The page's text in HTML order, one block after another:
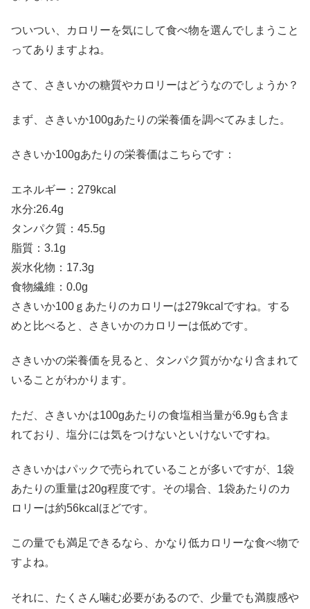
ついつい、カロリーを気にして食べ物を選んでしまうこと
ってありますよね。
さて、さきいかの糖質やカロリーはどうなのでしょうか？
まず、さきいか100gあたりの栄養価を調べてみました。
さきいか100gあたりの栄養価はこちらです：
エネルギー：279kcal
水分:26.4g
タンパク質：45.5g
脂質：3.1g
炭水化物：17.3g
食物繊維：0.0g
さきいか100ｇあたりのカロリーは279kcalですね。する
めと比べると、さきいかのカロリーは低めです。
さきいかの栄養価を見ると、タンパク質がかなり含まれて
いることがわかります。
ただ、さきいかは100gあたりの食塩相当量が6.9gも含ま
れており、塩分には気をつけないといけないですね。
さきいかはパックで売られていることが多いですが、1袋
あたりの重量は20g程度です。その場合、1袋あたりのカ
ロリーは約56kcalほどです。
この量でも満足できるなら、かなり低カロリーな食べ物で
すよね。
それに、たくさん噛む必要があるので、少量でも満腹感や